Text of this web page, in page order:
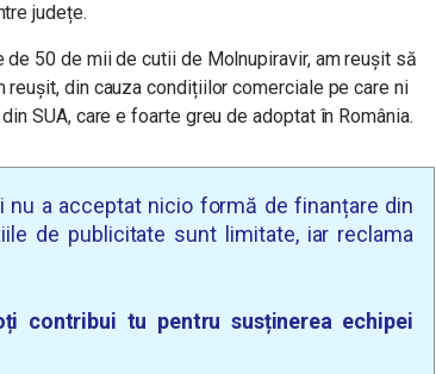
județe.
de 50 de mii de cutii de Molnupiravir, am reușit să
reușit, din cauza condițiilor comerciale pe care ni
SUA, care e foarte greu de adoptat în România.
nu a acceptat nicio formă de finanțare din
de publicitate sunt limitate, iar reclama
contribui tu pentru susținerea echipei